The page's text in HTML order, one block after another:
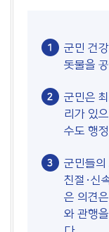
군민 건
돗물을
군민은
리가 있
수도 행
군민들의
친절·신
은 의견
와 관행